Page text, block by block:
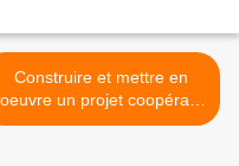
Construire et mettre en
oeuvre un projet coopératif
en mettant l'homme au